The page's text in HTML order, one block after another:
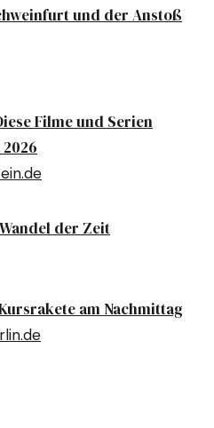
und der Anstoß
Filme und Serien
der Zeit
am Nachmittag